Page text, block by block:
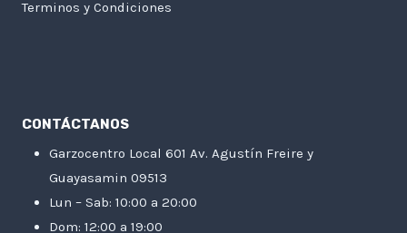
Terminos y Condiciones
CONTÁCTANOS
Garzocentro Local 601 Av. Agustín Freire y
Guayasamin 09513
Lun – Sab: 10:00 a 20:00
Dom: 12:00 a 19:00